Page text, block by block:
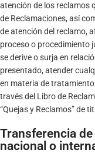
atención de los reclamos
de Reclamaciones, así
de atención del reclamo,
proceso o procedimiento
se derive o surja en
presentado, atender
en materia de
través del Libro de
“Quejas y Reclamos” de
Transferencia
nacional o